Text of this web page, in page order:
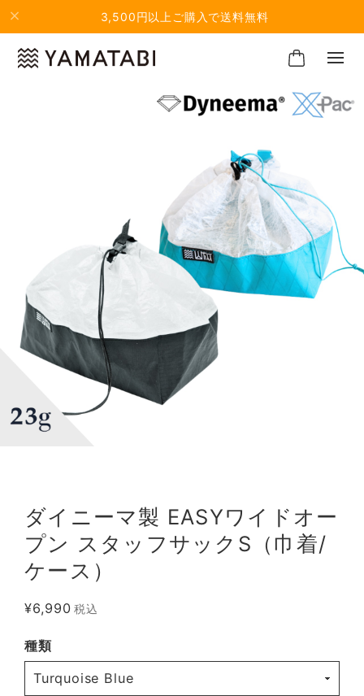
3,500円以上ご購入で送料無料
ダイニーマ製 EASYワイドオー
プン スタッフサックS（巾着/
ケース）
¥6,990 税込
種類